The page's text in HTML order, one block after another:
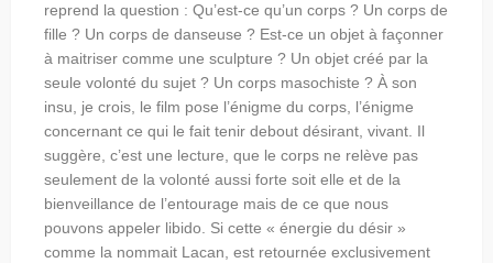
reprend la question : Qu’est-ce qu’un corps ? Un corps de
fille ? Un corps de danseuse ? Est-ce un objet à façonner
à maitriser comme une sculpture ? Un objet créé par la
seule volonté du sujet ? Un corps masochiste ? À son
insu, je crois, le film pose l’énigme du corps, l’énigme
concernant ce qui le fait tenir debout désirant, vivant. Il
suggère, c’est une lecture, que le corps ne relève pas
seulement de la volonté aussi forte soit elle et de la
bienveillance de l’entourage mais de ce que nous
pouvons appeler libido. Si cette « énergie du désir »
comme la nommait Lacan, est retournée exclusivement